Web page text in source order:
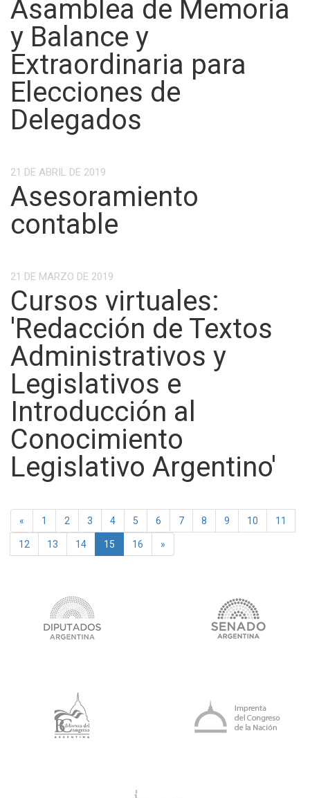
Asamblea de Memoria
y Balance y
Extraordinaria para
Elecciones de
Delegados
21 DE ABRIL DE 2019
Asesoramiento
contable
21 DE MARZO DE 2019
Cursos virtuales:
'Redacción de Textos
Administrativos y
Legislativos e
Introducción al
Conocimiento
Legislativo Argentino'
« Previous
1 2 3 4 5 6 7 8 9 10 11
12 13 14 15 16 »